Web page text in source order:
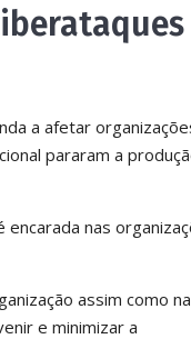
a afetar
pararam a
nas
assim como na
e minimizar a